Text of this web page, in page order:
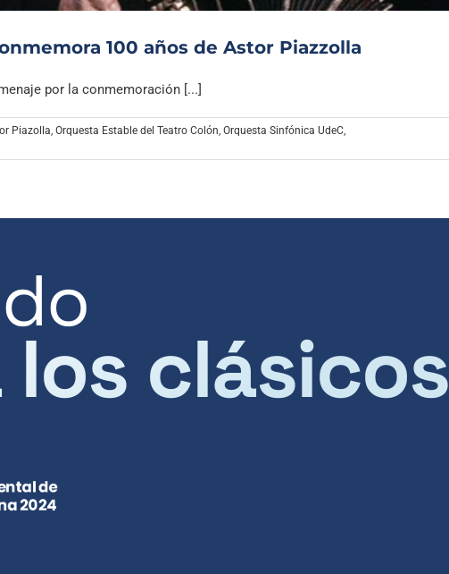
100 años de Astor Piazzolla
por la conmemoración [...]
Piazolla, Orquesta Estable del Teatro Colón, Orquesta Sinfónica UdeC,
clásicos